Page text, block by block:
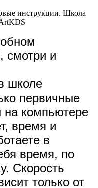
смотри и
школе
первичные
на компьютере
время и
в
время, по
Скорость
только от